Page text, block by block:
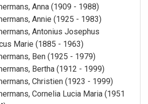
Anna (1909 - 1988)
Annie (1925 - 1983)
Antonius Josephus
Marie (1885 - 1963)
Ben (1925 - 1979)
Bertha (1912 - 1999)
Christien (1923 - 1999)
Cornelia Lucia Maria (1951